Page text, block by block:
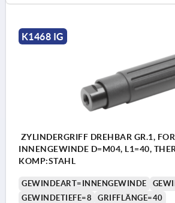
K1468 IG
ZYLINDERGRIFF DREHBAR GR.1,
INNENGEWINDE D=M04, L1=40,
KOMP:STAHL
GEWINDEART=INNENGEWINDE
GEWINDETIEFE=8
GRIFFLÄNGE=40